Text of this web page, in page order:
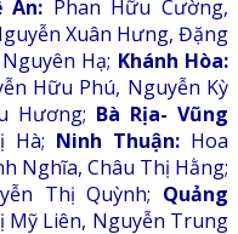
An: Phan Hữu Cường,
Xuân Hưng, Đặng
Hạ; Khánh Hòa:
Hữu Phú, Nguyễn Kỳ
Hương; Bà Rịa- Vũng
Hà; Ninh Thuận: Hoa
Nghĩa, Châu Thị Hằng;
Thị Quỳnh; Quảng
Mỹ Liên, Nguyễn Trung